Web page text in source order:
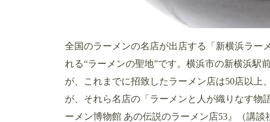
全国のラーメンの名店が出店する「新横浜ラー
れる“ラーメンの聖地”です。横浜市の新横浜駅
が、これまでに招致したラーメン店は50店以上
が、それら名店の「ラーメンと人が織りなす物
ーメン博物館 あの伝説のラーメン店53』（講